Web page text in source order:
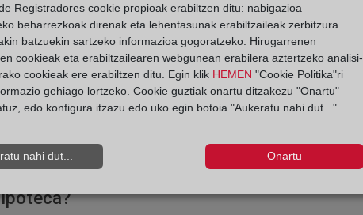
de la Propiedad
o una certificación?
Registradores cookie propioak erabiltzen ditu: nabigazioa
beharrezkoak direnak eta lehentasunak erabiltzaileak zerbitzura
batzuekin sartzeko informazioa gogoratzeko. Hirugarrenen
cookieak eta erabiltzailearen webgunean erabilera aztertzeko analisi-
cookieak ere erabiltzen ditu. Egin klik HEMEN "Cookie Politika"ri
gehiago lortzeko. Cookie guztiak onartu ditzakezu "Onartu"
edo konfigura itzazu edo uko egin botoia "Aukeratu nahi dut..."
nahi dut... Onartu